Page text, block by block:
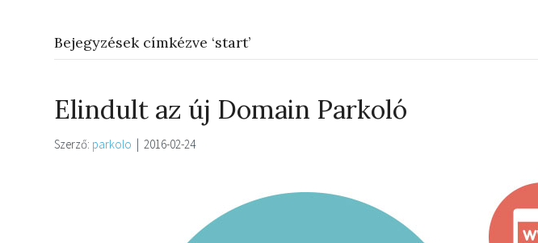
Bejegyzések címkézve ‘start’
Elindult az új Domain Parkoló
Szerző: parkolo | 2016-02-24